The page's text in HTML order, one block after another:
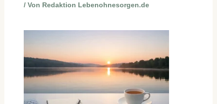
/ Von Redaktion Lebenohnesorgen.de